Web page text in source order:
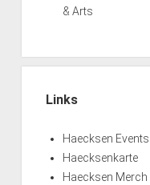
& Arts
Links
Haecksen Events
Haecksenkarte
Haecksen Merch